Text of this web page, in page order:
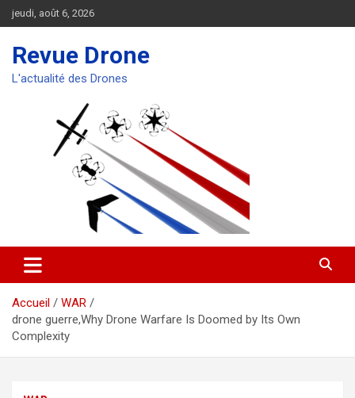
Aller
au
jeudi, août 6, 2026
Revue Drone
L'actualité des Drones
Accueil
WAR
drone guerre,Why Drone Warfare Is Doomed by Its Own
Complexity